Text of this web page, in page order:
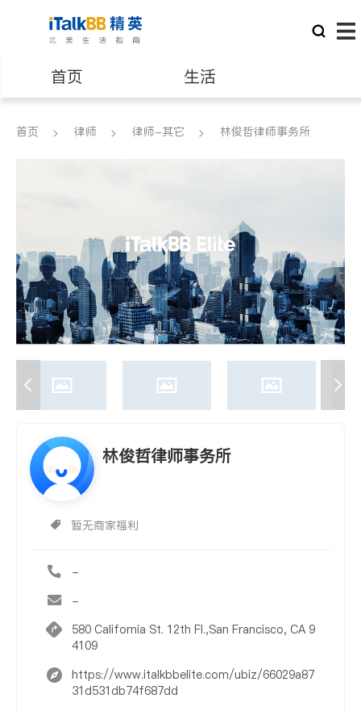
首页 生活
医生 律师
养老 非盈利组织
首页 律师 律师-其它 林俊哲律师事务所
林俊哲律师事务所
暂无商家福利
-
-
580 California St. 12th Fl.,San Francisco, CA 9
4109
https://www.italkbbelite.com/ubiz/66029a87
31d531db74f687dd